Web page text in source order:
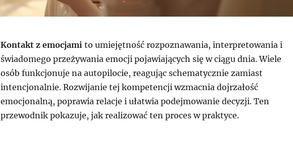
Kontakt z emocjami to umiejętność rozpoznawania, interpretowania i
świadomego przeżywania emocji pojawiających się w ciągu dnia. Wiele
osób funkcjonuje na autopilocie, reagując schematycznie zamiast
intencjonalnie. Rozwijanie tej kompetencji wzmacnia dojrzałość
emocjonalną, poprawia relacje i ułatwia podejmowanie decyzji. Ten
przewodnik pokazuje, jak realizować ten proces w praktyce.